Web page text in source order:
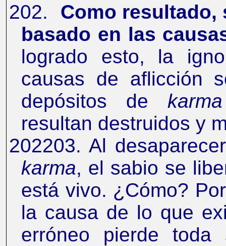
202.
Como
basado en las
logrado esto, la
causas de aflicción
depósitos de karma
resultan destruidos y
202203. Al
karma, el sabio se
está vivo. ¿ Cómo?
la causa de lo que
erróneo pierde